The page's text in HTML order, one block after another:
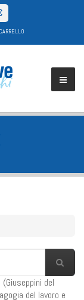
CARRELLO
del
del lavoro e